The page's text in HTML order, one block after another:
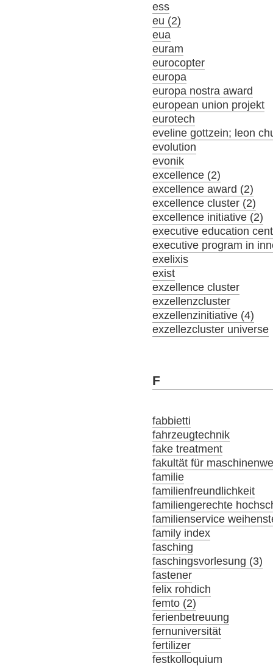
ess
eu (2)
eua
euram
eurocopter
europa
europa nostra award
european union projekt
eurotech
eveline gottzein; leon
evolution
evonik
excellence (2)
excellence award (2)
excellence cluster (2)
excellence initiative (2)
executive education
executive program in
exelixis
exist
exzellence cluster
exzellenzcluster
exzellenzinitiative (4)
exzellezcluster universe
F
fabbietti
fahrzeugtechnik
fake treatment
fakultät für
familie
familienfreundlichkeit
familiengerechte
familienservice
family index
fasching
faschingsvorlesung (3)
fastener
felix rohdich
femto (2)
ferienbetreuung
fernuniversität
fertilizer
festkolloquium